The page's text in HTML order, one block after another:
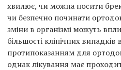
хвилює, чи можна носити
чи безпечно починати
зміни в організмі можуть
більшості клінічних випадків
протипоказанням для
однак лікування має